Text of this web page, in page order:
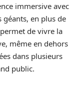
immersive avec
en plus de
de vivre la
même en dehors
dans plusieurs
public.